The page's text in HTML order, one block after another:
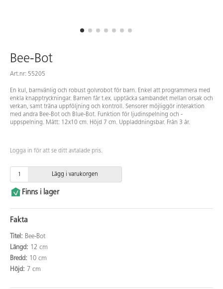
Bee-Bot
Art.nr: 55205
En kul, barnvänlig och robust golvrobot för barn. Enkel att programmera med
enkla knapptryckningar. Barnen får t.ex. upptäcka sambandet mellan orsak och
verkan, samt träna uppföljning och kontroll. Sensorer möjliggör interaktion
med andra Bee-Bot och Blue-Bot. Funktion för ljudinspelning och -
uppspelning. Mått: 12x10 cm. Höjd 7 cm. Uppladdningsbar. Från 3 år.
Logga in för att se ditt avtalade pris.
Lägg i varukorgen
Finns i lager
Fakta
Titel: Bee-Bot
Längd: 12 cm
Bredd: 10 cm
Höjd: 7 cm